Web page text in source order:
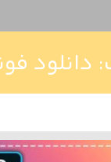
دانلود